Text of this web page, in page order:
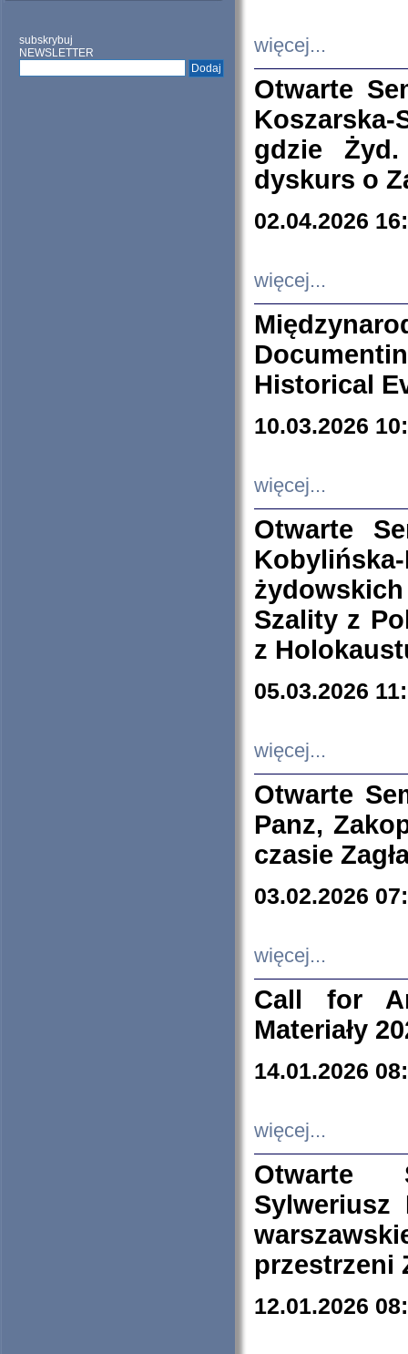
subskrybuj
NEWSLETTER
więcej...
Otwarte
Koszarska-
gdzie
dyskurs o
02.04.2026
więcej...
Historical
10.03.2026
więcej...
Otwarte
Szality z
z
05.03.2026
więcej...
Otwarte
Panz,
czasie
03.02.2026
więcej...
Call for
Materiały
14.01.2026
więcej...
Otwarte
Sylweriusz
przestrzeni
12.01.2026